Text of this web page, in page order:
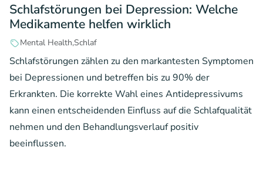
Schlafstörungen bei Depression: Welche
Medikamente helfen wirklich
Mental HealthSchlaf
Schlafstörungen zählen zu den markantesten Symptomen
bei Depressionen und betreffen bis zu 90% der
Erkrankten. Die korrekte Wahl eines Antidepressivums
kann einen entscheidenden Einfluss auf die Schlafqualität
nehmen und den Behandlungsverlauf positiv
beeinflussen.